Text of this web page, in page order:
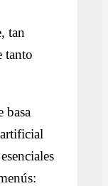
tan
tanto
basa